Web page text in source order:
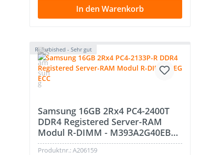
In den Warenkorb
Refurbished - Sehr gut
Samsung 16GB 2Rx4 PC4-2400T
DDR4 Registered Server-RAM
Modul R-DIMM - M393A2G40EB1-
CRC4Q
Produktnr.:A206159